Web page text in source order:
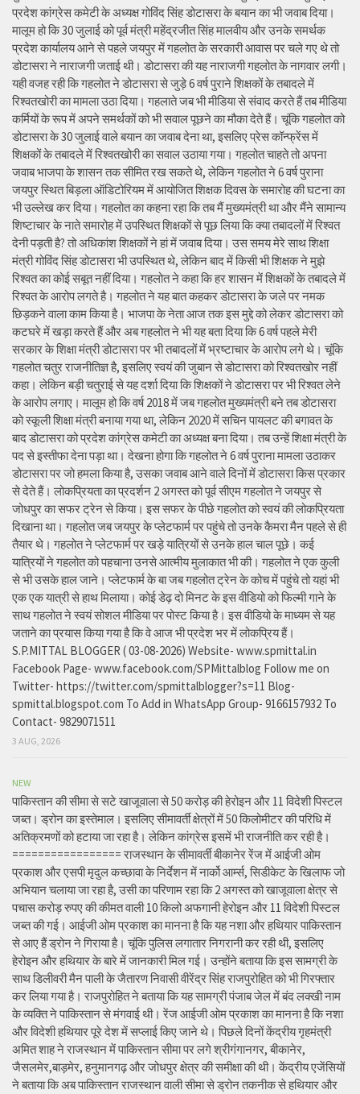
प्रदेश कांग्रेस कमेटी के अध्यक्ष गोविंद सिंह डोटासरा के बयान का भी जवाब दिया।
मालूम हो कि 30 जुलाई को पूर्व मंत्री महेंद्रजीत सिंह मालवीय और उनके समर्थक
प्रदेश कार्यालय आने से पहले जयपुर में गहलोत के सरकारी आवास पर चले गए थे तो
डोटासरा ने नाराजगी जताई थी। डोटासरा की यह नाराजगी गहलोत के नागवार लगी।
यही वजह रही कि गहलोत ने डोटासरा से जुड़े 6 वर्ष पुराने शिक्षकों के तबादले में
रिश्वतखोरी का मामला उठा दिया। गहलाते जब भी मीडिया से संवाद करते हैं तब मीडिया
कर्मियों के रूप में अपने समर्थकों को भी सवाल पूछने का मौका देते हैं। चूंकि गहलोत को
डोटासरा के 30 जुलाई वाले बयान का जवाब देना था, इसलिए प्रेस कॉन्फ्रेंस में
शिक्षकों के तबादले में रिश्वतखोरी का सवाल उठाया गया। गहलोत चाहते तो अपना
जवाब भाजपा के शासन तक सीमित रख सकते थे, लेकिन गहलोत ने 6 वर्ष पुराना
जयपुर स्थित बिड़ला ऑडिटोरियम में आयोजित शिक्षक दिवस के समारोह की घटना का
भी उल्लेख कर दिया। गहलोत का कहना रहा कि तब मैं मुख्यमंत्री था और मैंने सामान्य
शिष्टाचार के नाते समारोह में उपस्थित शिक्षकों से पूछ लिया कि क्या तबादलों में रिश्वत
देनी पड़ती है? तो अधिकांश शिक्षकों ने हां में जवाब दिया। उस समय मेरे साथ शिक्षा
मंत्री गोविंद सिंह डोटासरा भी उपस्थित थे, लेकिन बाद में किसी भी शिक्षक ने मुझे
रिश्वत का कोई सबूत नहीं दिया। गहलोत ने कहा कि हर शासन में शिक्षकों के तबादले में
रिश्वत के आरोप लगते है। गहलोत ने यह बात कहकर डोटासरा के जले पर नमक
छिड़कने वाला काम किया है। भाजपा के नेता आज तक इस मुद्दे को लेकर डोटासरा को
कटघरे में खड़ा करते हैं और अब गहलोत ने भी यह बता दिया कि 6 वर्ष पहले मेरी
सरकार के शिक्षा मंत्री डोटासरा पर भी तबादलों में भ्रष्टाचार के आरोप लगे थे। चूंकि
गहलोत चतुर राजनीतिज्ञ है, इसलिए स्वयं की जुबान से डोटासरा को रिश्वतखोर नहीं
कहा। लेकिन बड़ी चतुराई से यह दर्शा दिया कि शिक्षकों ने डोटासरा पर भी रिश्वत लेने
के आरोप लगाए। मालूम हो कि वर्ष 2018 में जब गहलोत मुख्यमंत्री बने तब डोटासरा
को स्कूली शिक्षा मंत्री बनाया गया था, लेकिन 2020 में सचिन पायलट की बगावत के
बाद डोटासरा को प्रदेश कांग्रेस कमेटी का अध्यक्ष बना दिया। तब उन्हें शिक्षा मंत्री के
पद से इस्तीफा देना पड़ा था। देखना होगा कि गहलोत ने 6 वर्ष पुराना मामला उठाकर
डोटासरा पर जो हमला किया है, उसका जवाब आने वाले दिनों में डोटासरा किस प्रकार
से देते हैं। लोकप्रियता का प्रदर्शन 2 अगस्त को पूर्व सीएम गहलोत ने जयपुर से
जोधपुर का सफर ट्रेन से किया। इस सफर के पीछे गहलोत को स्वयं की लोकप्रियता
दिखाना था। गहलोत जब जयपुर के प्लेटफार्म पर पहुंचे तो उनके कैमरा मैन पहले से ही
तैयार थे। गहलोत ने प्लेटफार्म पर खड़े यात्रियों से उनके हाल चाल पूछे। कई
यात्रियों ने गहलोत को पहचाना उनसे आत्मीय मुलाकात भी की। गहलोत ने एक कुली
से भी उसके हाल जाने। प्लेटफार्म के बा जब गहलोत ट्रेन के कोच में पहुंचे तो यहां भी
एक एक यात्री से हाथ मिलाया। कोई डेढ़ दो मिनट के इस वीडियो को फिल्मी गाने के
साथ गहलोत ने स्वयं सोशल मीडिया पर पोस्ट किया है। इस वीडियो के माध्यम से यह
जताने का प्रयास किया गया है कि वे आज भी प्रदेश भर में लोकप्रिय हैं।
S.P.MITTAL BLOGGER ( 03-08-2026) Website- www.spmittal.in
Facebook Page- www.facebook.com/SPMittalblog Follow me on
Twitter- https://twitter.com/spmittalblogger?s=11 Blog-
spmittal.blogspot.com To Add in WhatsApp Group- 9166157932 To
Contact- 9829071511
3 AUG, 2026
NEW
पाकिस्तान की सीमा से सटे खाजूवाला से 50 करोड़ की हेरोइन और 11 विदेशी पिस्टल
जब्त। ड्रोन का इस्तेमाल। इसलिए सीमावर्ती क्षेत्रों में 50 किलोमीटर की परिधि में
अतिक्रमणों को हटाया जा रहा है। लेकिन कांग्रेस इसमें भी राजनीति कर रही है।
================= राजस्थान के सीमावर्ती बीकानेर रेंज में आईजी ओम
प्रकाश और एसपी मृदुल कच्छावा के निर्देशन में नार्को आर्म्स, सिडीकेट के खिलाफ जो
अभियान चलाया जा रहा है, उसी का परिणाम रहा कि 2 अगस्त को खाजूवाला क्षेत्र से
पचास करोड़ रुपए की कीमत वाली 10 किलो अफगानी हेरोइन और 11 विदेशी पिस्टल
जब्त की गई। आईजी ओम प्रकाश का मानना है कि यह नशा और हथियार पाकिस्तान
से आए हैं ड्रोन ने गिराया है। चूंकि पुलिस लगातार निगरानी कर रही थी, इसलिए
हेरोइन और हथियार के बारे में जानकारी मिल गई। उन्होंने बताया कि इस सामग्री के
साथ डिलीवरी मैन पाली के जैतारण निवासी वीरेंद्र सिंह राजपुरोहित को भी गिरफ्तार
कर लिया गया है। राजपुरोहित ने बताया कि यह सामग्री पंजाब जेल में बंद लक्खी नाम
के व्यक्ति ने पाकिस्तान से मंगवाई थी। रेंज आईजी ओम प्रकाश का मानना है कि नशा
और विदेशी हथियार पूरे देश में सप्लाई किए जाने थे। पिछले दिनों केंद्रीय गृहमंत्री
अमित शाह ने राजस्थान में पाकिस्तान सीमा पर लगे श्रीगंगानगर, बीकानेर,
जैसलमेर,बाड़मेर, हनुमानगढ़ और जोधपुर क्षेत्र की समीक्षा की थी। केंद्रीय एजेंसियों
ने बताया कि अब पाकिस्तान राजस्थान वाली सीमा से ड्रोन तकनीक से हथियार और